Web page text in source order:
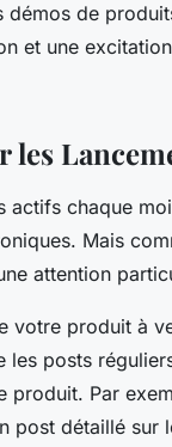
de
et une
actifs chaque
Mais
attention
votre produit à
posts
Par
post détaillé